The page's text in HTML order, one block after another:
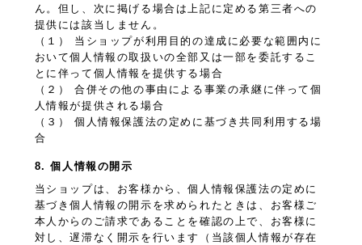
ん。但し、次に掲げる場合は上記に定める第三者への
提供には該当しません。
（１） 当ショップが利用目的の達成に必要な範囲内に
おいて個人情報の取扱いの全部又は一部を委託するこ
とに伴って個人情報を提供する場合
（２） 合併その他の事由による事業の承継に伴って個
人情報が提供される場合
（３） 個人情報保護法の定めに基づき共同利用する場
合
8. 個人情報の開示
当ショップは、お客様から、個人情報保護法の定めに
基づき個人情報の開示を求められたときは、お客様ご
本人からのご請求であることを確認の上で、お客様に
対し、遅滞なく開示を行います（当該個人情報が存在